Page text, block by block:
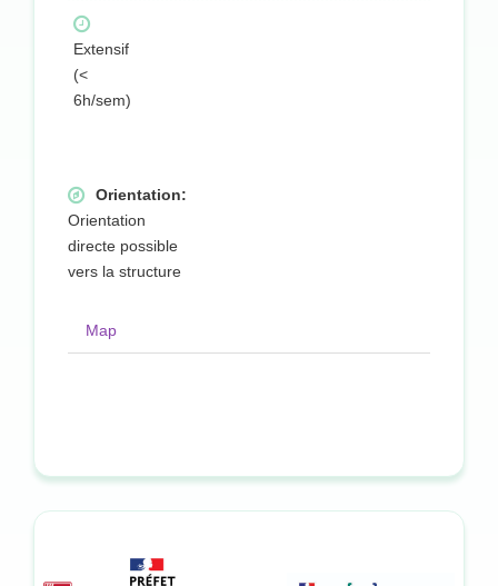
Extensif
(<
6h/sem)
Orientation:
Orientation
directe possible
vers la structure
Map